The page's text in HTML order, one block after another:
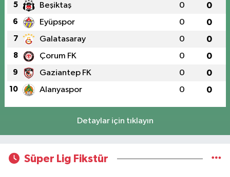
5 Beşiktaş 0 0
6 Eyüpspor 0 0
7 Galatasaray 0 0
8 Çorum FK 0 0
9 Gaziantep FK 0 0
10 Alanyaspor 0 0
Detaylar için tıklayın
Süper Lig Fikstür